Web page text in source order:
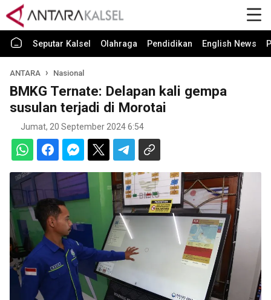
Seputar Kalsel Olahraga Pendidikan English News
ANTARA Nasional
BMKG Ternate: Delapan kali gempa
susulan terjadi di Morotai
Jumat, 20 September 2024 6:54